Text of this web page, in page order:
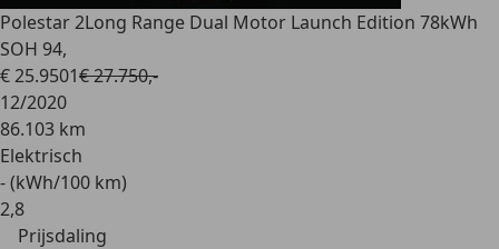
Polestar 2Long Range Dual Motor Launch Edition 78kWh
SOH 94,
€ 25.9501€ 27.750,-
12/2020
86.103 km
Elektrisch
- (kWh/100 km)
2,8
Prijsdaling